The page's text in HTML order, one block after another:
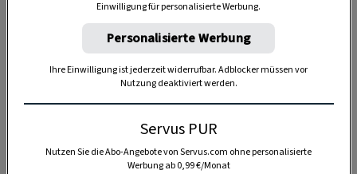
Anzeige
Einwilligung für personalisierte Werbung.
Personalisierte Werbung
Ihre Einwilligung ist jederzeit widerrufbar. Adblocker müssen vor
Nutzung deaktiviert werden.
Servus PUR
Nutzen Sie die Abo-Angebote von Servus.com ohne personalisierte
Werbung ab 0,99 €/Monat